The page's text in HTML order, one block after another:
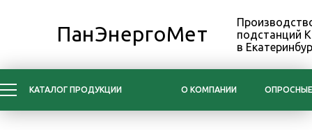
ПанЭнергоМет
подстанций
в
КАТАЛОГ ПРОДУКЦИИ О КОМПАНИИ